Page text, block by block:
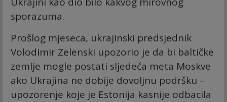
sporazuma.
Prošlog mjeseca, ukrajinski predsjednik
Volodimir Zelenski upozorio je da bi baltičke
zemlje mogle postati sljedeća meta Moskve
ako Ukrajina ne dobije dovoljnu podršku –
upozorenje koje je Estonija kasnije odbacila